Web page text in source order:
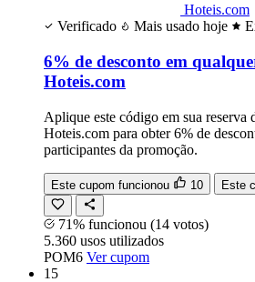
Hoteis.com
Verificado
Mais usado hoje
6% de desconto em
Hoteis.com
Aplique este código em sua reserva
Hoteis.com para obter 6% de
participantes da promoção.
Este cupom funcionou 10 Este
71% funcionou (14 votos)
5.360 usos utilizados
POM6 Ver cupom
15